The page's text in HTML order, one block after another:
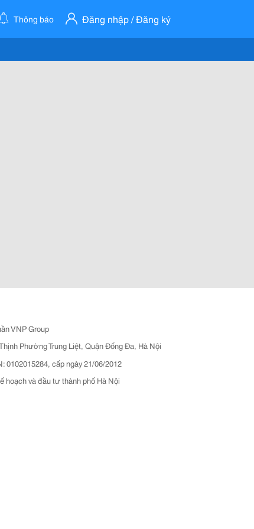
Thông báo Đăng nhập / Đăng ký
VNP Group
Phường Trung Liệt, Quận Đống Đa, Hà Nội
0102015284, cấp ngày 21/06/2012
hoạch và đầu tư thành phố Hà Nội